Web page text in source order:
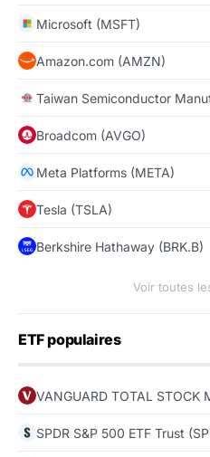
Microsoft (MSFT)
Amazon.com (AMZN)
Taiwan Semiconductor
Broadcom (AVGO)
Meta Platforms (META)
Tesla (TSLA)
Berkshire Hathaway (BRK.B)
Voir toutes
ETF populaires
VANGUARD TOTAL STOCK
SPDR S&P 500 ETF Trust